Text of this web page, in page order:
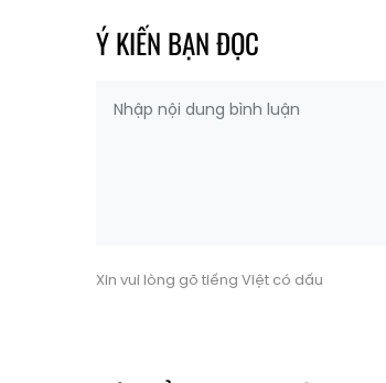
Ý KIẾN BẠN ĐỌC
Xin vui lòng gõ tiếng Việt có dấu